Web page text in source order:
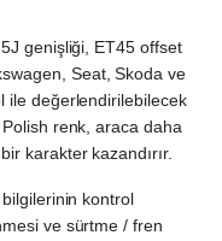
genişliği, ET45 offset
Seat, Skoda ve
ile değerlendirilebilecek
renk, araca daha
karakter kazandırır.
bilgilerinin kontrol
ve sürtme / fren